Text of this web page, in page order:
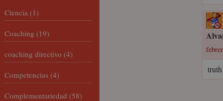
Ciencia (1)
Coaching (19)
coaching directivo (4)
Competencias (4)
Complementariedad (58)